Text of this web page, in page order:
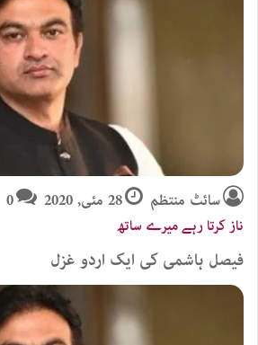
سائٹ منتظم 28 مئی, 2020 0
ناز کرتا رہے میرے ساتھ
فیصل ہاشمی کی ایک اردو غزل